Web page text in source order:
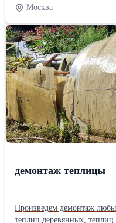
зажигательные русские
номера. Программа
мала до велика. Всем будет
Москва
демонтаж теплицы
Произведем демонтаж
теплиц деревянных,